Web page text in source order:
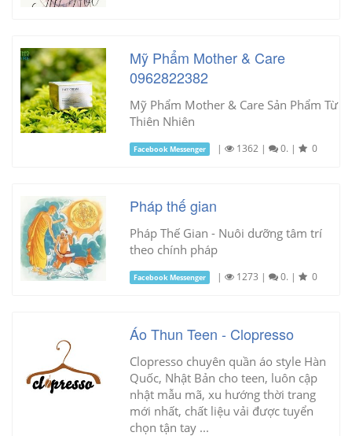
Mỹ Phẩm Mother & Care
0962822382
Mỹ Phẩm Mother & Care Sản Phẩm Từ
Thiên Nhiên
Facebook Messenger | 1362 | 0. | 0
Pháp thế gian
Pháp Thế Gian - Nuôi dưỡng tâm trí
theo chính pháp
Facebook Messenger | 1273 | 0. | 0
Áo Thun Teen - Clopresso
Clopresso chuyên quần áo style Hàn
Quốc, Nhật Bản cho teen, luôn cập
nhật mẫu mã, xu hướng thời trang
mới nhất, chất liệu vải được tuyển
chọn tận tay ...